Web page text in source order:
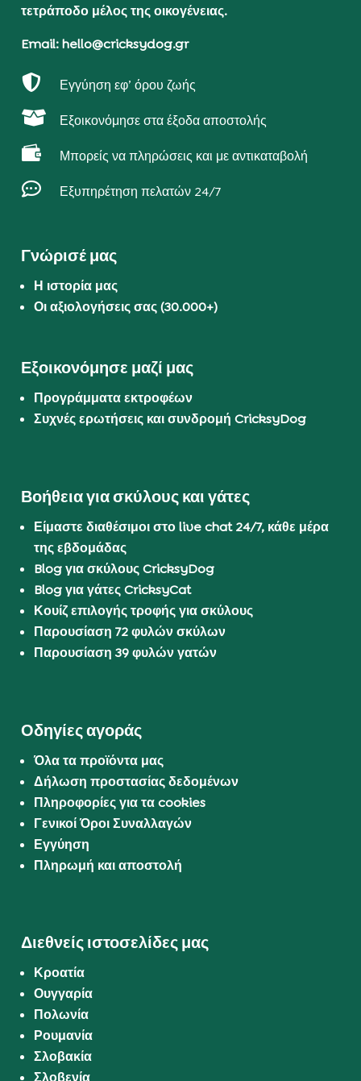
τετράποδο μέλος της οικογένειας.
Email: hello@cricksydog.gr
 Εγγύηση εφ’ όρου ζωής
 Εξοικονόμησε στα έξοδα αποστολής
 Μπορείς να πληρώσεις και με αντικαταβολή
 Εξυπηρέτηση πελατών 24/7
Γνώρισέ μας
Η ιστορία μας
Οι αξιολογήσεις σας (30.000+)
Εξοικονόμησε μαζί μας
Προγράμματα εκτροφέων
Συχνές ερωτήσεις και συνδρομή CricksyDog
Βοήθεια για σκύλους και γάτες
Είμαστε διαθέσιμοι στο live chat 24/7, κάθε μέρα
της εβδομάδας
Blog για σκύλους CricksyDog
Blog για γάτες CricksyCat
Κουίζ επιλογής τροφής για σκύλους
Παρουσίαση 72 φυλών σκύλων
Παρουσίαση 39 φυλών γατών
Οδηγίες αγοράς
Όλα τα προϊόντα μας
Δήλωση προστασίας δεδομένων
Πληροφορίες για τα cookies
Γενικοί Όροι Συναλλαγών
Εγγύηση
Πληρωμή και αποστολή
Διεθνείς ιστοσελίδες μας
Κροατία
Ουγγαρία
Πολωνία
Ρουμανία
Σλοβακία